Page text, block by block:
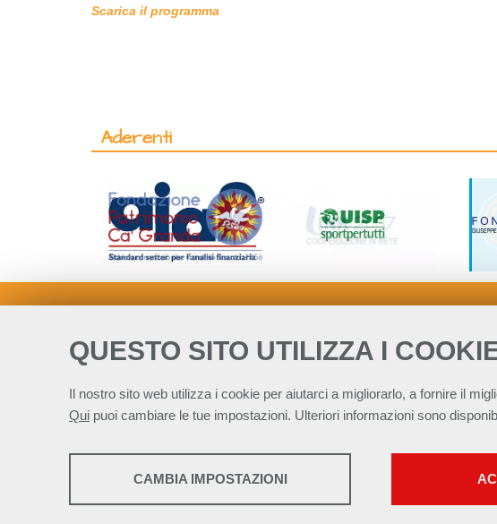
QUESTO SITO UTILIZZA I
Il nostro sito web utilizza i cookie per aiutarci a migliorarlo, a fornire il
Qui puoi cambiare le tue impostazioni. Ulteriori informazioni sono
STATISTICHE
CAMBIA IMPOSTAZIONI
Scarica il programma
Aderenti
Alleanza Italiana per lo Sviluppo